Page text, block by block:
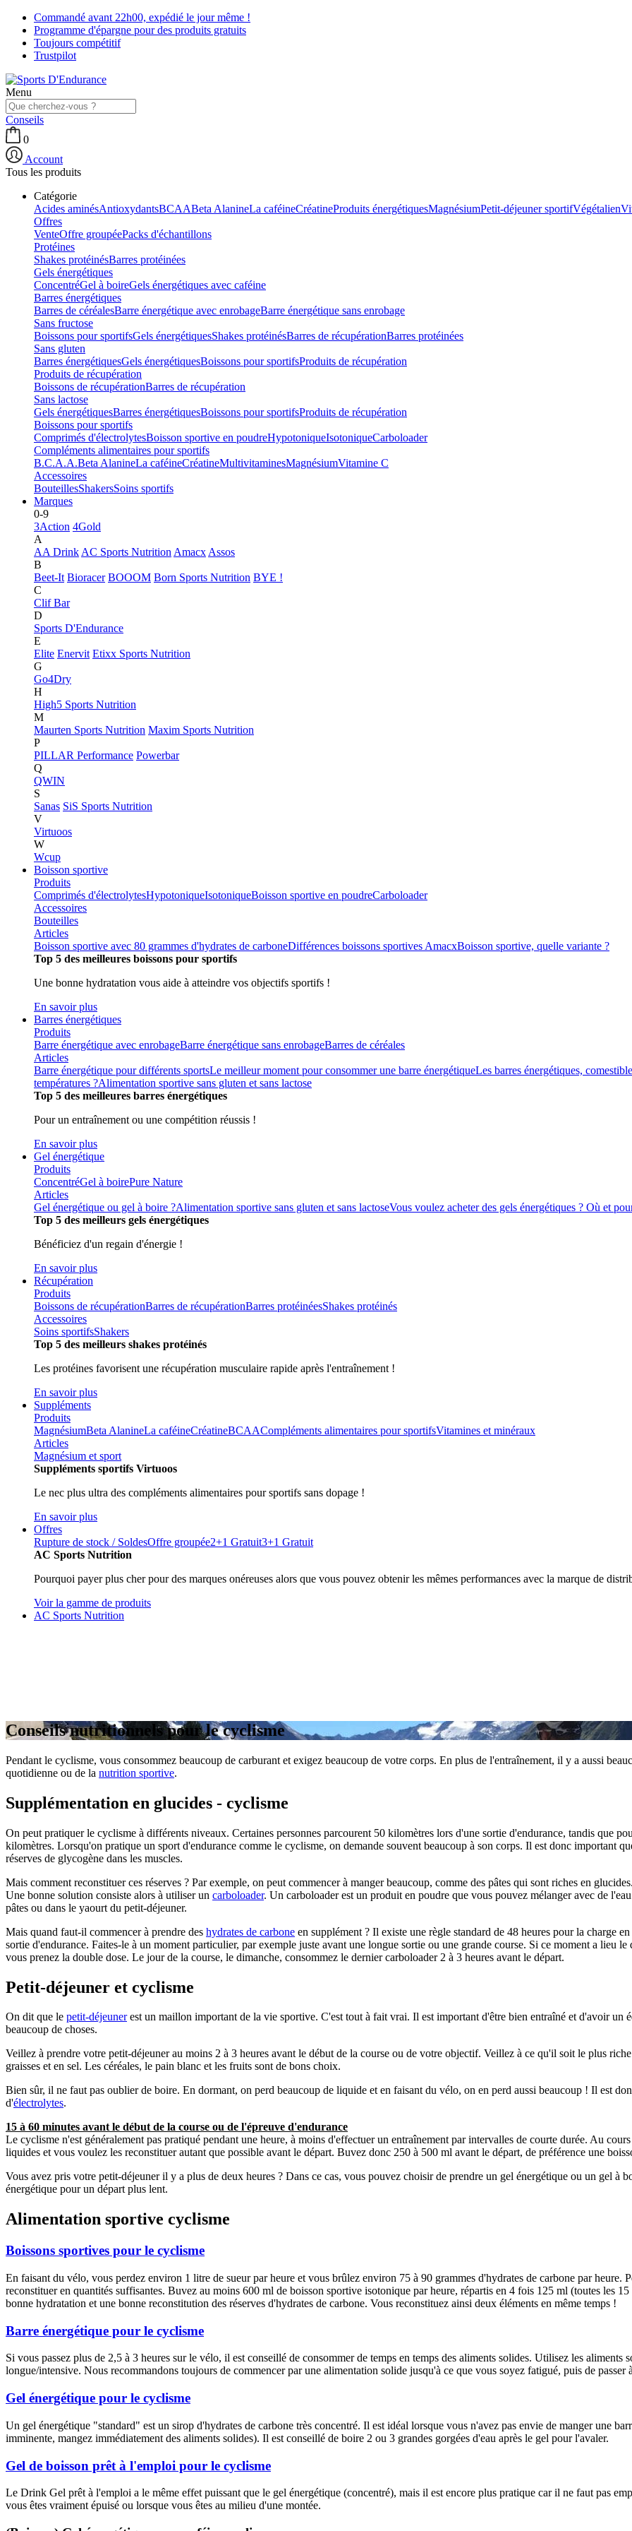
Commandé avant 22h00, expédié le jour même !
Programme d'épargne pour des produits gratuits
Toujours compétitif
Trustpilot
Menu
Conseils
0
Account
Tous les produits
Catégorie
Acides aminésAntioxydantsBCAABeta AlanineLa caféineCréatineProduits énergétiquesMagnésiumPetit-déjeuner sportifVégétalien
Offres
VenteOffre groupéePacks d'échantillons
Protéines
Shakes protéinésBarres protéinées
Gels énergétiques
ConcentréGel à boireGels énergétiques avec caféine
Barres énergétiques
Barres de céréalesBarre énergétique avec enrobageBarre énergétique sans enrobage
Sans fructose
Boissons pour sportifsGels énergétiquesShakes protéinésBarres de récupérationBarres protéinées
Sans gluten
Barres énergétiquesGels énergétiquesBoissons pour sportifsProduits de récupération
Produits de récupération
Boissons de récupérationBarres de récupération
Sans lactose
Gels énergétiquesBarres énergétiquesBoissons pour sportifsProduits de récupération
Boissons pour sportifs
Comprimés d'électrolytesBoisson sportive en poudreHypotoniqueIsotoniqueCarboloader
Compléments alimentaires pour sportifs
B.C.A.A.Beta AlanineLa caféineCréatineMultivitaminesMagnésiumVitamine C
Accessoires
BouteillesShakersSoins sportifs
Marques
0-9
3Action 4Gold
A
AA Drink AC Sports Nutrition Amacx Assos
B
Beet-It Bioracer BOOOM Born Sports Nutrition BYE !
C
Clif Bar
D
Sports D'Endurance
E
Elite Enervit Etixx Sports Nutrition
G
Go4Dry
H
High5 Sports Nutrition
M
Maurten Sports Nutrition Maxim Sports Nutrition
P
PILLAR Performance Powerbar
Q
QWIN
S
Sanas SiS Sports Nutrition
V
Virtuoos
W
Wcup
Boisson sportive
Produits
Comprimés d'électrolytesHypotoniqueIsotoniqueBoisson sportive en poudreCarboloader
Accessoires
Bouteilles
Articles
Boisson sportive avec 80 grammes d'hydrates de carboneDifférences boissons sportives AmacxBoisson sportive, quelle variante ?
Top 5 des meilleures boissons pour sportifs
Une bonne hydratation vous aide à atteindre vos objectifs sportifs !
En savoir plus
Barres énergétiques
Produits
Barre énergétique avec enrobageBarre énergétique sans enrobageBarres de céréales
Articles
Barre énergétique pour différents sportsLe meilleur moment pour consommer une barre énergétiqueLes barres énergétiques,
températures ?Alimentation sportive sans gluten et sans lactose
Top 5 des meilleures barres énergétiques
Pour un entraînement ou une compétition réussis !
En savoir plus
Gel énergétique
Produits
ConcentréGel à boirePure Nature
Articles
Gel énergétique ou gel à boire ?Alimentation sportive sans gluten et sans lactoseVous voulez acheter des gels énergétiques ? Où et
Top 5 des meilleurs gels énergétiques
Bénéficiez d'un regain d'énergie !
En savoir plus
Récupération
Produits
Boissons de récupérationBarres de récupérationBarres protéinéesShakes protéinés
Accessoires
Soins sportifsShakers
Top 5 des meilleurs shakes protéinés
Les protéines favorisent une récupération musculaire rapide après l'entraînement !
En savoir plus
Suppléments
Produits
MagnésiumBeta AlanineLa caféineCréatineBCAACompléments alimentaires pour sportifsVitamines et minéraux
Articles
Magnésium et sport
Suppléments sportifs Virtuoos
Le nec plus ultra des compléments alimentaires pour sportifs sans dopage !
En savoir plus
Offres
Rupture de stock / SoldesOffre groupée2+1 Gratuit3+1 Gratuit
AC Sports Nutrition
Pourquoi payer plus cher pour des marques onéreuses alors que vous pouvez obtenir les mêmes performances avec la marque de
Voir la gamme de produits
AC Sports Nutrition
Conseils nutritionnels pour le cyclisme
Pendant le cyclisme, vous consommez beaucoup de carburant et exigez beaucoup de votre corps. En plus de l'entraînement, il y a aussi
quotidienne ou de la nutrition sportive.
Supplémentation en glucides - cyclisme
On peut pratiquer le cyclisme à différents niveaux. Certaines personnes parcourent 50 kilomètres lors d'une sortie d'endurance, tandis que
kilomètres. Lorsqu'on pratique un sport d'endurance comme le cyclisme, on demande souvent beaucoup à son corps. Il est donc important
réserves de glycogène dans les muscles.
Mais comment reconstituer ces réserves ? Par exemple, on peut commencer à manger beaucoup, comme des pâtes qui sont riches en
Une bonne solution consiste alors à utiliser un carboloader. Un carboloader est un produit en poudre que vous pouvez mélanger avec de
pâtes ou dans le yaourt du petit-déjeuner.
Mais quand faut-il commencer à prendre des hydrates de carbone en supplément ? Il existe une règle standard de 48 heures pour la charge
sortie d'endurance. Faites-le à un moment particulier, par exemple juste avant une longue sortie ou une grande course. Si ce moment a lieu
vous prenez la double dose. Le jour de la course, le dimanche, consommez le dernier carboloader 2 à 3 heures avant le départ.
Petit-déjeuner et cyclisme
On dit que le petit-déjeunerest un maillon important de la vie sportive. C'est tout à fait vrai. Il est important d'être bien entraîné et d'avoir un
beaucoup de choses.
Veillez à prendre votre petit-déjeuner au moins 2 à 3 heures avant le début de la course ou de votre objectif. Veillez à ce qu'il soit le plus
graisses et en sel. Les céréales, le pain blanc et les fruits sont de bons choix.
Bien sûr, il ne faut pas oublier de boire. En dormant, on perd beaucoup de liquide et en faisant du vélo, on en perd aussi beaucoup ! Il est
d'électrolytes.
15 à 60 minutes avant le début de la course ou de l'épreuve d'endurance
Le cyclisme n'est généralement pas pratiqué pendant une heure, à moins d'effectuer un entraînement par intervalles de courte durée. Au
liquides et vous voulez les reconstituer autant que possible avant le départ. Buvez donc 250 à 500 ml avant le départ, de préférence une
Vous avez pris votre petit-déjeuner il y a plus de deux heures ? Dans ce cas, vous pouvez choisir de prendre un gel énergétique ou un gel à
énergétique pour un départ plus lent.
Alimentation sportive cyclisme
Boissons sportives pour le cyclisme
En faisant du vélo, vous perdez environ 1 litre de sueur par heure et vous brûlez environ 75 à 90 grammes d'hydrates de carbone par heure.
reconstituer en quantités suffisantes. Buvez au moins 600 ml de boisson sportive isotonique par heure, répartis en 4 fois 125 ml (toutes les
bonne hydratation et une bonne reconstitution des réserves d'hydrates de carbone. Vous reconstituez ainsi deux éléments en même temps !
Barre énergétique pour le cyclisme
Si vous passez plus de 2,5 à 3 heures sur le vélo, il est conseillé de consommer de temps en temps des aliments solides. Utilisez les
longue/intensive. Nous recommandons toujours de commencer par une alimentation solide jusqu'à ce que vous soyez fatigué, puis de passer
Gel énergétique pour le cyclisme
Un gel énergétique "standard" est un sirop d'hydrates de carbone très concentré. Il est idéal lorsque vous n'avez pas envie de manger une
imminente, mangez immédiatement des aliments solides). Il est conseillé de boire 2 ou 3 grandes gorgées d'eau après le gel pour l'avaler.
Gel de boisson prêt à l'emploi pour le cyclisme
Le Drink Gel prêt à l'emploi a le même effet puissant que le gel énergétique (concentré), mais il est encore plus pratique car il ne faut pas
vous êtes vraiment épuisé ou lorsque vous êtes au milieu d'une montée.